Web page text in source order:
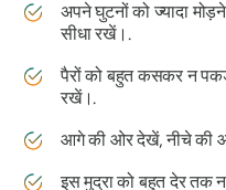
अपने घुटनों को ज्यादा
सीधा रखें।.
पैरों को बहुत कसकर न
रखें।.
आगे की ओर देखें, नीचे की
इस मुद्रा को बहुत देर तक